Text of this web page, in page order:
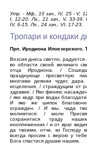
Утр. - Мф., 10 зач., IV, 25 - V,
I, 12-20. Лк., 21 зач., V, 33-39.
IV, 6-15. Лк., 24 зач., VI, 17-23.
Тропари и кондаки
Прп. Иродиона Илоезерского.
Возсия днесь светло,
во области своей великаго
отца Иродиона. /
празднующе пресветлую
многими деянии чудес
исцеления, / страждущим от
здравие. / Яко финикс
/ яко кедр при водах
И яко же шипок
огражден. / И мы, чада
молимтися: / моли
сохранитися граду
иноплеменник / и от враг
да твоими, отче, ко Господу
всегда просим с верою у
Бога спастися душам нашим.